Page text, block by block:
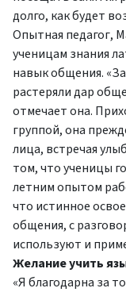
долго, как будет
Опытная педагог,
ученицам знания
навык общения.
растеряли дар
отмечает она.
группой, она
лица, встречая
том, что ученицы
летним опытом
что истинное
общения, с
используют и
Желание учить
«Я благодарна за